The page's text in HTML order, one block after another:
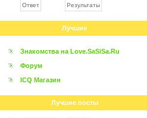
Лучшие
Знакомства на Love.SaSiSa.Ru
Форум
ICQ Магазин
Лучшие посты